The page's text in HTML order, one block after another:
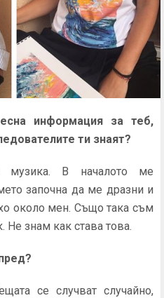
информация за теб,
ти знаят?
В началото ме
започна да ме дразни и
около мен. Също така съм
Не знам как става това.
се случват случайно,